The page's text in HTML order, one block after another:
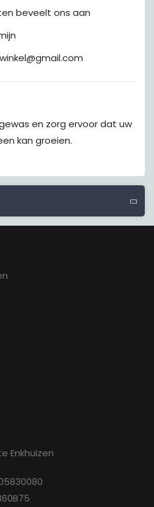
beveelt ons aan
en zorg ervoor dat uw
kan groeien.
Enkhuizen